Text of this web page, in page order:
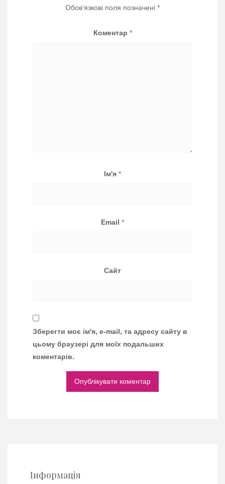
Обов’язкові поля позначені *
Коментар *
Ім'я *
Email *
Сайт
Зберегти моє ім'я, e-mail, та адресу сайту в
цьому браузері для моїх подальших
коментарів.
Інформація